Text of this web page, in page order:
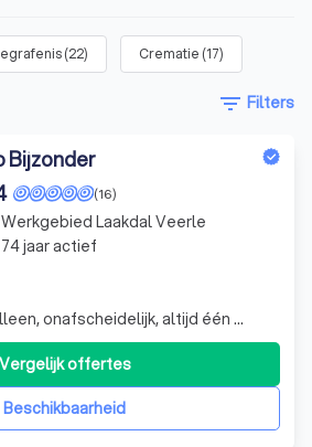
(22) Crematie (17)
filter_list Filters
Bijzonder
(16)
onafscheidelijk, altijd één ...
Beschikbaarheid
Vergelijk offertes
Werkgebied Laakdal Veerle
74 jaar actief